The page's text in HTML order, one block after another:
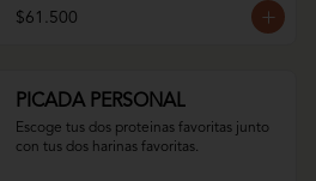
papas.
$61.500
PICADA PERSONAL
Escoge tus dos proteinas favoritas junto
con tus dos harinas favoritas.